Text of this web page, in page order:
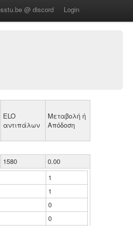
@ discord Login
ELO
αντιπάλων
Μεταβολή ή
Απόδοση
1580
0.00
1
1
0
0